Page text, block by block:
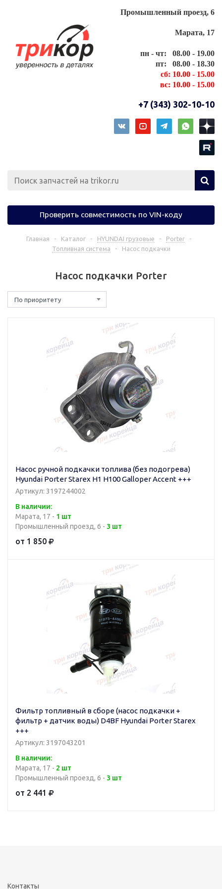
Промышленный проезд, 6
Марата, 17
пн - чт: 08.00 - 19.00
пт: 08.00 - 18.30
сб: 10.00 - 15.00
вс: 10.00 - 15.00
+7 (343) 302-10-10
Проверить совместимость по VIN-коду
Главная - Каталог - HYUNDAI грузовые - Porter
-
Топливная система
- Насос подкачки
Насос подкачки Porter
По приоритету
Насос ручной подкачки топлива (без подогрева)
Hyundai Porter Starex H1 H100 Galloper Accent +++
Артикул: 3197244002
В наличии:
Марата, 17 - 1 шт
Промышленный проезд, 6 - 3 шт
от 1 850
Фильтр топливный в сборе (насос подкачки +
фильтр + датчик воды) D4BF Hyundai Porter Starex
+++
Артикул: 3197043201
В наличии:
Марата, 17 - 2 шт
Промышленный проезд, 6 - 3 шт
от 2 441
Контакты